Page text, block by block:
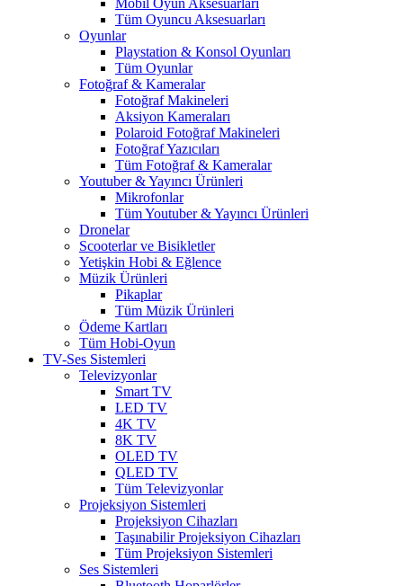
Mobil Oyun Aksesuarları
Tüm Oyuncu Aksesuarları
Oyunlar
Playstation & Konsol Oyunları
Tüm Oyunlar
Fotoğraf & Kameralar
Fotoğraf Makineleri
Aksiyon Kameraları
Polaroid Fotoğraf Makineleri
Fotoğraf Yazıcıları
Tüm Fotoğraf & Kameralar
Youtuber & Yayıncı Ürünleri
Mikrofonlar
Tüm Youtuber & Yayıncı Ürünleri
Dronelar
Scooterlar ve Bisikletler
Yetişkin Hobi & Eğlence
Müzik Ürünleri
Pikaplar
Tüm Müzik Ürünleri
Ödeme Kartları
Tüm Hobi-Oyun
TV-Ses Sistemleri
Televizyonlar
Smart TV
LED TV
4K TV
8K TV
OLED TV
QLED TV
Tüm Televizyonlar
Projeksiyon Sistemleri
Projeksiyon Cihazları
Taşınabilir Projeksiyon Cihazları
Tüm Projeksiyon Sistemleri
Ses Sistemleri